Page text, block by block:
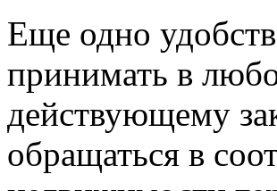
Еще одно
принимать в
действующему
обращаться в